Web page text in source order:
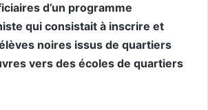
d’un programme
qui consistait à inscrire et
noires issus de quartiers
vers des écoles de quartiers